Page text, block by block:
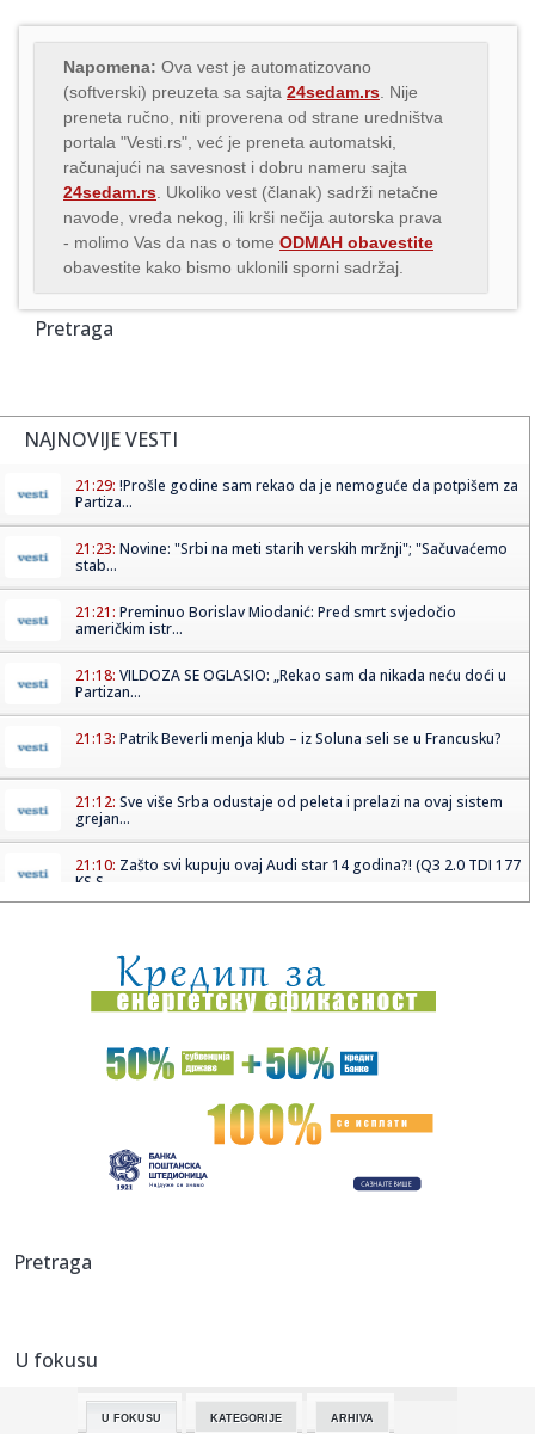
Napomena: Ova vest je automatizovano
(softverski) preuzeta sa sajta 24sedam.rs . Nije
preneta ručno, niti proverena od strane uredništva
portala "Vesti.rs", već je preneta automatski,
računajući na savesnost i dobru nameru sajta
24sedam.rs . Ukoliko vest (članak) sadrži netačne
navode, vređa nekog, ili krši nečija autorska prava
- molimo Vas da nas o tome ODMAH obavestite
obavestite kako bismo uklonili sporni sadržaj.
Pretraga
NAJNOVIJE VESTI
21:29: !Prošle godine sam rekao da je nemoguće da potpišem za
Partiza...
21:23: Novine: "Srbi na meti starih verskih mržnji"; "Sačuvaćemo
stab...
21:21: Preminuo Borislav Miodanić: Pred smrt svjedočio
američkim istr...
21:18: VILDOZA SE OGLASIO: „Rekao sam da nikada neću doći u
Partizan...
21:13: Patrik Beverli menja klub – iz Soluna seli se u Francusku?
21:12: Sve više Srba odustaje od peleta i prelazi na ovaj sistem
grejan...
21:10: Zašto svi kupuju ovaj Audi star 14 godina?! (Q3 2.0 TDI 177
KS S...
21:01:Ova frizura je idealna za letnje vrućine i ne pomera se ceo
dan
21:00:Orlići izgubili na samom kraju: Novi poraz kadeta, ovaj je
bio p...
Prvi korak ka "islamskom NATO-u"? Da li je odbrambeni
20:57:Murinjo izmešao karte – Real slavio u Budimpešti
eksperiment": ...
20:54:
Pretraga
U fokusu
U FOKUSU KATEGORIJE ARHIVA